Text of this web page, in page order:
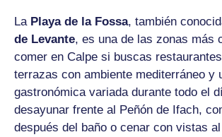
La Playa de la Fossa, también
de Levante, es una de las zonas más
comer en Calpe si buscas
terrazas con ambiente mediterráneo y
gastronómica variada durante todo el
desayunar frente al Peñón de Ifach,
después del baño o cenar con vistas